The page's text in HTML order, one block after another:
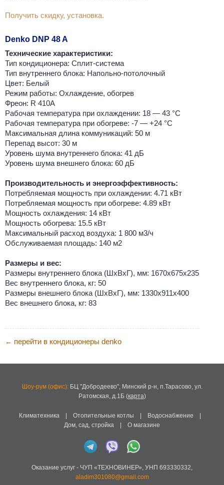
Получить скидку, установка.
Denko DNP 48 A
Технические характеристики:
Тип кондиционера: Сплит-система
Тип внутреннего блока: Напольно-потолочный
Цвет: Белый
Режим работы: Охлаждение, обогрев
Фреон: R 410A
Рабочая температура при охлаждении: 18 — 43 °C
Рабочая температура при обогреве: -7 — +24 °C
Максимальная длина коммуникаций: 50 м
Перепад высот: 30 м
Уровень шума внутреннего блока: 41 дБ
Уровень шума внешнего блока: 60 дБ
Производительность и энергоэффективность:
Потребляемая мощность при охлаждении: 4.71 кВт
Потребляемая мощность при обогреве: 4.89 кВт
Мощность охлаждения: 14 кВт
Мощность обогрева: 15.5 кВт
Максимальный расход воздуха: 1 800 м3/ч
Обслуживаемая площадь: 140 м2
Размеры и вес:
Размеры внутреннего блока (ШхВхГ), мм: 1670x675x235
Вес внутреннего блока, кг: 50
Размеры внешнего блока (ШхВхГ), мм: 1330x911x400
Вес внешнего блока, кг: 83
← перейти в кондиционеры denko
Шоу-рум (офис):БЦ "Добродеево", Минский р-н, п.Тарасово, ул.
Ратомская, д.1Б(карта)
Климатехника| Отопительные котлы Водоснабжение
Дом, сад, стройка
О магазине
Оказание услуг - ЧУП «ТЕХНОВИНЕР», УНП 693330332,
aladim301080@gmail.com